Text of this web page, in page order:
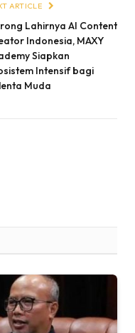
ARTICLE
Lahirnya AI Content
Indonesia, MAXY
Siapkan
Intensif bagi
Muda